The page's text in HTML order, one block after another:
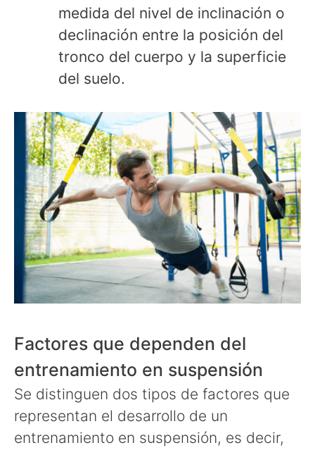
medida del nivel de inclinación o
declinación entre la posición del
tronco del cuerpo y la superficie
del suelo.
Factores que dependen del
entrenamiento en suspensión
Se distinguen dos tipos de factores que
representan el desarrollo de un
entrenamiento en suspensión, es decir,